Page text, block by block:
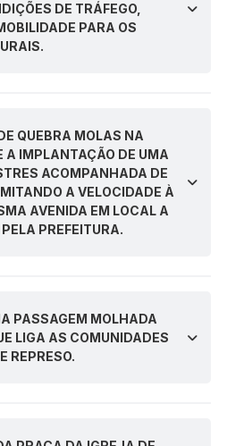
DE TRÁFEGO,
PARA OS
QUEBRA MOLAS NA
A IMPLANTAÇÃO DE UMA
ACOMPANHADA DE
A VELOCIDADE À
AVENIDA EM LOCAL A
PREFEITURA.
PASSAGEM MOLHADA
LIGA AS COMUNIDADES
REPRESO.